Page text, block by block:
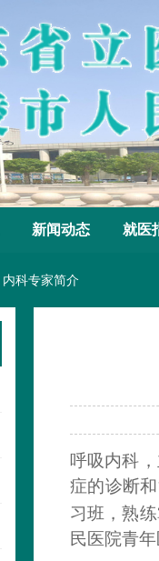
新闻动态 就医
内科专家简介
呼吸内科
症的诊断
习班 ，熟
民医院青